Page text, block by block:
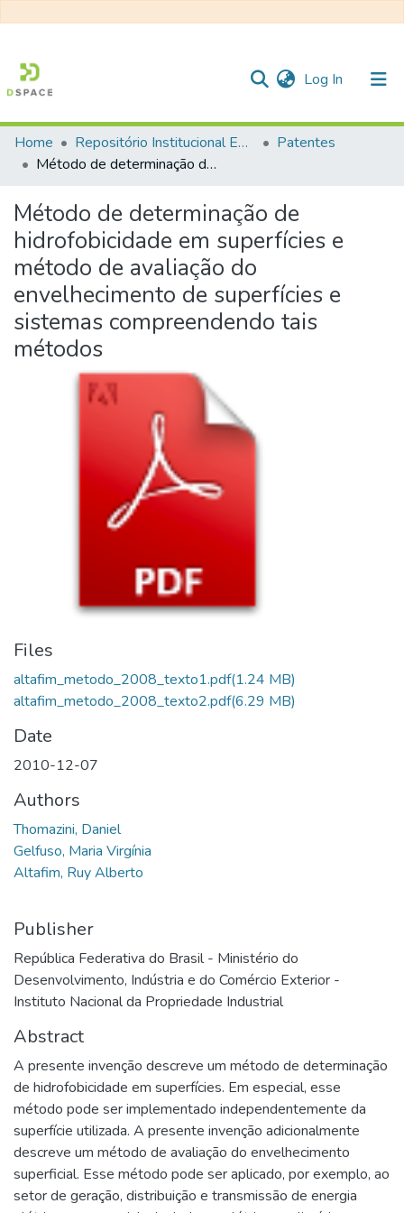
Log In (current)
Communities & Collections
Statistics
Home Repositório Institucional EESC
Patentes
Método de determinação de hidrofobicidade em superfícies e método de avaliação do envelhecimento de superfícies e sistemas compreendendo tais métodos
Método de determinação de
hidrofobicidade em superfícies e
método de avaliação do
envelhecimento de superfícies e
sistemas compreendendo tais
métodos
Files
altafim_metodo_2008_texto1.pdf(1.24 MB)
altafim_metodo_2008_texto2.pdf(6.29 MB)
Date
2010-12-07
Authors
Thomazini, Daniel
Gelfuso, Maria Virgínia
Altafim, Ruy Alberto
Publisher
República Federativa do Brasil - Ministério do
Desenvolvimento, Indústria e do Comércio Exterior -
Instituto Nacional da Propriedade Industrial
Abstract
A presente invenção descreve um método de determinação
de hidrofobicidade em superfícies. Em especial, esse
método pode ser implementado independentemente da
superfície utilizada. A presente invenção adicionalmente
descreve um método de avaliação do envelhecimento
superficial. Esse método pode ser aplicado, por exemplo, ao
setor de geração, distribuição e transmissão de energia